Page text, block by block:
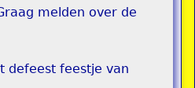
melden over de
defeest feestje van